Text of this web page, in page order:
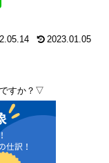
2023.01.05
すか？▽